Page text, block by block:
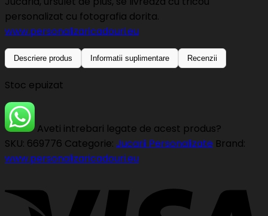
personalizat cu fotografia dorita.
www.personalizaricadouri.eu
Descriere produs Informatii suplimentare Recenzii
Stoc epuizat
Aveti intrebari legate de acest produs?
SKU: 669776 Categorie: Jucarii Personalizate Brand:
www.personalizaricadouri.eu